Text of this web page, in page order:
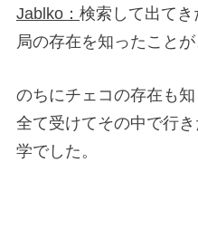
Jablko： 検索して出て
局の存在を知ったことが
のちにチェコの存在も
全て受けてその中で行
学でした。